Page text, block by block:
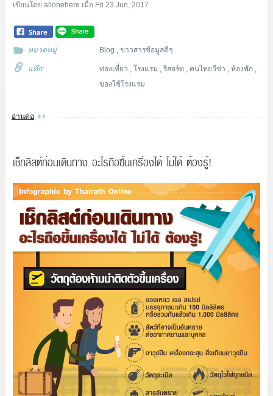
เขียนโดย allonehere เมื่อ Fri 23 Jun, 2017
หมวดหมู่ Blog ,ข่าวสารข้อมูลดีๆ
แท๊ก: ท่องเที่ยว ,โรงแรม ,รีสอร์ท , คนไทยวีซ่า ,ห้องพัก ,
ของใช้โรงแรม
อ่านต่อ
เช็กลิสต์ก่อนเดินทาง อะไรถือขึ้นเครื่องได้ ไม่ได้ ต้องรู้!